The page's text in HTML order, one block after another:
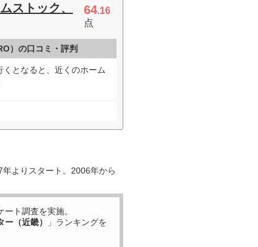
ストック、
64.16
点
）の口コミ・評判
となると、近くのホーム
よりスタート。2006年から
ート調査を実施。
（近畿）
」ランキングを